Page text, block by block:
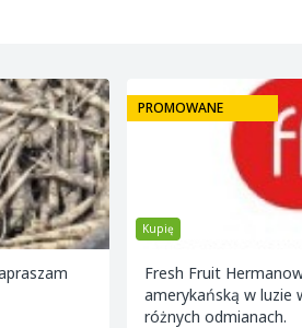
Kupię
PROMOWANE
Fresh Fruit
amerykańską w luzie
różnych odmianach.